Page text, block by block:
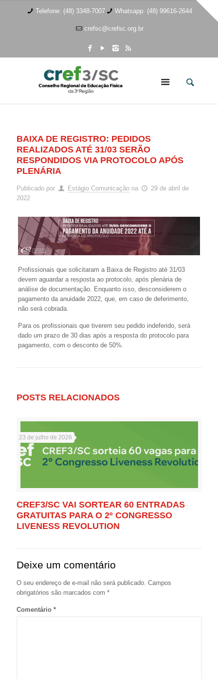
Telefone: (48) 3348-7007 Whatsapp: (48) 99616-2644
crefsc@crefsc.org.br
BAIXA DE REGISTRO: PEDIDOS
REALIZADOS ATÉ 31/03 SERÃO
RESPONDIDOS VIA PROTOCOLO APÓS
PLENÁRIA
Publicado por Estágio Comunicação na
29 de abril de
2022
Profissionais que solicitaram a Baixa de Registro até 31/03
devem aguardar a resposta ao protocolo, após plenária de
análise de documentação. Enquanto isso, desconsiderem o
pagamento da anuidade 2022, que, em caso de deferimento,
não será cobrada.
Para os profissionais que tiverem seu pedido indeferido, será
dado um prazo de 30 dias após a resposta do protocolo para
pagamento, com o desconto de 50%.
POSTS RELACIONADOS
23 de julho de 2026
CREF3/SC VAI SORTEAR 60 ENTRADAS
GRATUITAS PARA O 2º CONGRESSO
LIVENESS REVOLUTION
Deixe um comentário
O seu endereço de e-mail não será publicado. Campos
obrigatórios são marcados com *
Comentário *